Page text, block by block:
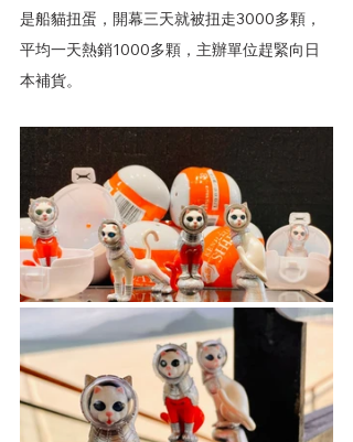
是船貓扭蛋，開幕三天就被扭走3000多顆，
平均一天熱銷1000多顆，主辦單位趕緊向日
本補貨。